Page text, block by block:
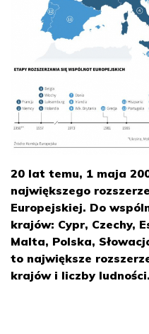
20 lat temu, 1 maja
największego
Europejskiej. Do
krajów: Cypr, Czechy,
Malta, Polska,
to największe
krajów i liczby